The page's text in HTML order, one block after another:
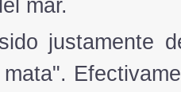
mar.
justamente